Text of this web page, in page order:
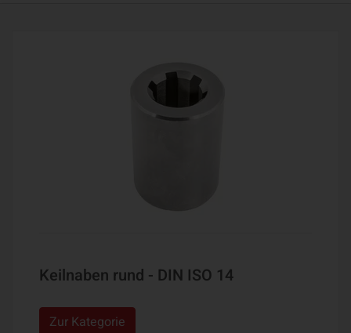
Keilnaben rund - DIN ISO 14
Zur Kategorie